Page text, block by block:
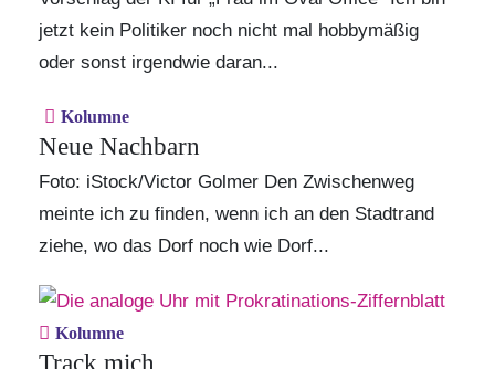
jetzt kein Politiker noch nicht mal hobbymäßig
oder sonst irgendwie daran...
Kolumne
Neue Nachbarn
Foto: iStock/Victor Golmer Den Zwischenweg
meinte ich zu finden, wenn ich an den Stadtrand
ziehe, wo das Dorf noch wie Dorf...
Kolumne
Track mich